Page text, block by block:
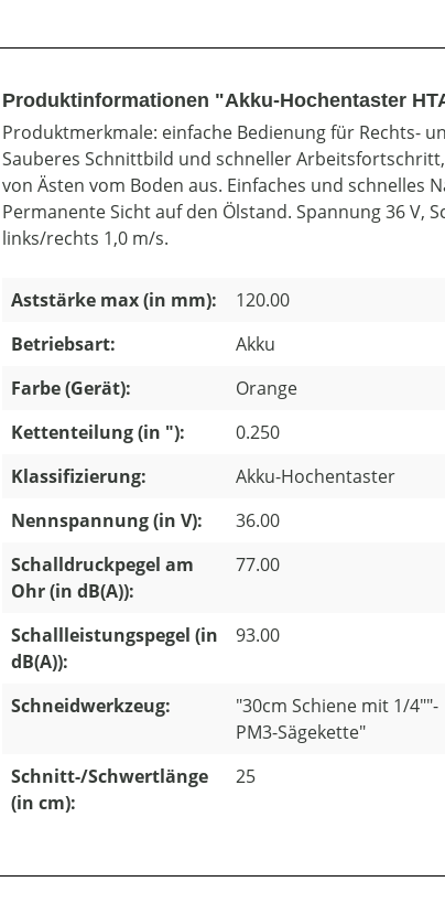
Produktinformationen "Akku-Hochentaster
Produktmerkmale: einfache Bedienung für Rechts-
Sauberes Schnittbild und schneller
von Ästen vom Boden aus. Einfaches und schnelles
Permanente Sicht auf den Ölstand. Spannung 36 V,
links/rechts 1,0 m/s.
Aststärke max (in mm):
120.00
Betriebsart:
Akku
Farbe (Gerät):
Orange
Kettenteilung (in "):
0.250
Klassifizierung:
Akku-Hochentaster
Nennspannung (in V):
36.00
Schalldruckpegel am
Ohr (in dB(A)):
77.00
Schallleistungspegel (in
dB(A)):
93.00
Schneidwerkzeug:
"30cm Schiene mit 1/4""-
PM3-Sägekette"
Schnitt-/Schwertlänge
(in cm):
25